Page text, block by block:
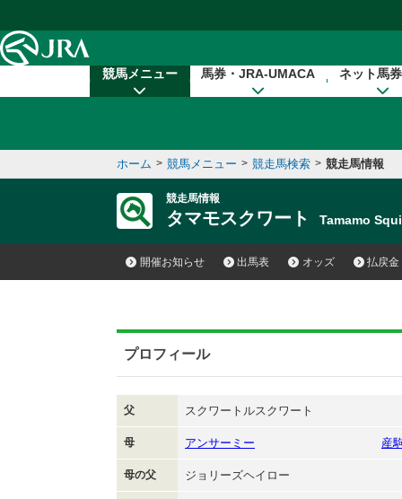
競馬メニュー 馬券・JRA-UMACA ネット馬
ホーム > 競馬メニュー > 競走馬検索 > 競走馬情報
競走馬情報
タマモスクワート Tamamo
開催お知らせ 出馬表 オッズ 払戻金
プロフィール
父 スクワートルスクワート
母 アンサーミー 産
母の父 ジョリーズヘイロー